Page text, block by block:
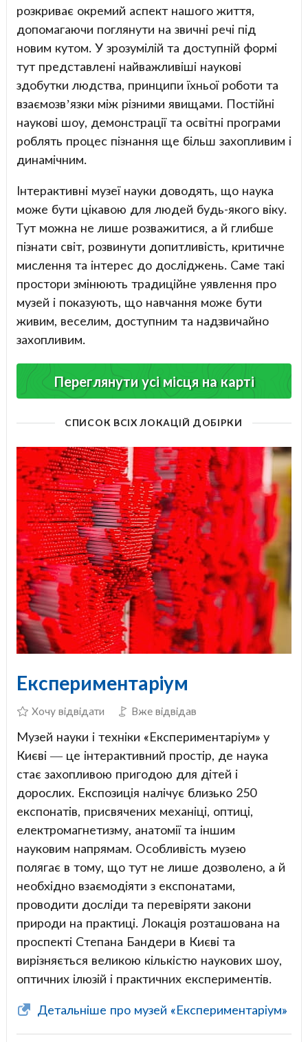
розкриває окремий аспект нашого життя,
допомагаючи поглянути на звичні речі під
новим кутом. У зрозумілій та доступній формі
тут представлені найважливіші наукові
здобутки людства, принципи їхньої роботи та
взаємозв’язки між різними явищами. Постійні
наукові шоу, демонстрації та освітні програми
роблять процес пізнання ще більш захопливим і
динамічним.
Інтерактивні музеї науки доводять, що наука
може бути цікавою для людей будь-якого віку.
Тут можна не лише розважитися, а й глибше
пізнати світ, розвинути допитливість, критичне
мислення та інтерес до досліджень. Саме такі
простори змінюють традиційне уявлення про
музей і показують, що навчання може бути
живим, веселим, доступним та надзвичайно
захопливим.
Переглянути усі місця на карті
СПИСОК ВСІХ ЛОКАЦІЙ ДОБІРКИ
Експериментаріум
Хочу відвідати Вже відвідав
Музей науки і техніки «Експериментаріум» у
Києві — це інтерактивний простір, де наука
стає захопливою пригодою для дітей і
дорослих. Експозиція налічує близько 250
експонатів, присвячених механіці, оптиці,
електромагнетизму, анатомії та іншим
науковим напрямам. Особливість музею
полягає в тому, що тут не лише дозволено, а й
необхідно взаємодіяти з експонатами,
проводити досліди та перевіряти закони
природи на практиці. Локація розташована на
проспекті Степана Бандери в Києві та
вирізняється великою кількістю наукових шоу,
оптичних ілюзій і практичних експериментів.
Детальніше про музей «Експериментаріум»